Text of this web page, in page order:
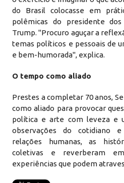
do Brasil colocasse em
polêmicas do presidente dos
Trump. "Procuro aguçar a
temas políticos e pessoais de
e bem-humorada", explica.
O tempo como aliado
Prestes a completar 70 anos,
como aliado para provocar
política e arte com leveza e
observações do cotidiano
relações humanas, as
coletivas e reverberam
experiências que podem